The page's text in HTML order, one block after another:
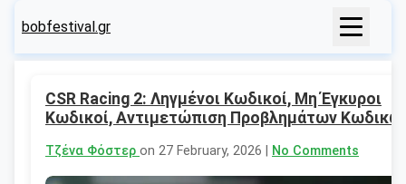
bobfestival.gr
CSR Racing 2: Ληγμένοι Κωδικοί, Μη Έγκυροι
Κωδικοί, Αντιμετώπιση Προβλημάτων
Τζένα Φόστερ on 27 February, 2026 | No Comments